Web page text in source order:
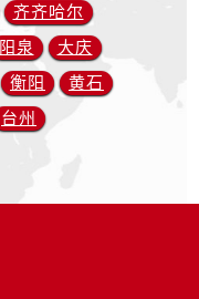
齐齐哈尔
阳泉
大庆
衡阳
黄石
台州